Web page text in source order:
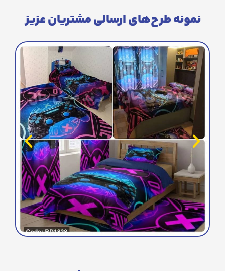
نمونه طرح‌های ارسالی مشتریان عزیز